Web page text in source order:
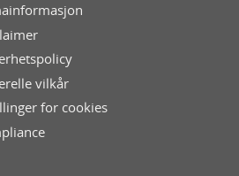
vilkår
for cookies